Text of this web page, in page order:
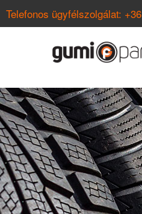
Telefonos ügyfélszolgálat: